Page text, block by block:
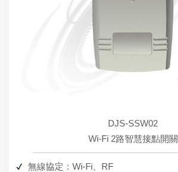
DJS-SSW02
Wi-Fi 2路智慧接點開關
無線協定：Wi-Fi、RF